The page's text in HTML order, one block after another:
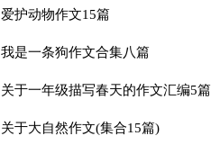
爱护动物作文15篇
我是一条狗作文合集八篇
关于一年级描写春天的作文汇编5篇
关于大自然作文(集合15篇)